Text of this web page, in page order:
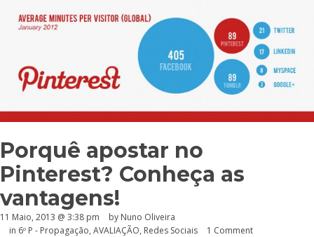
Porquê apostar no
Pinterest? Conheça as
vantagens!
11 Maio, 2013 @ 3:38 pm
by Nuno Oliveira
in 6º P - Propagação, AVALIAÇÃO, Redes Sociais 1 Comment